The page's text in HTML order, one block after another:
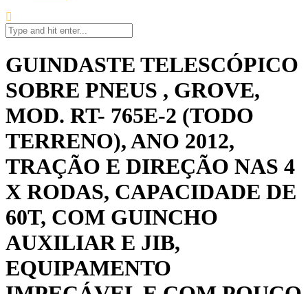
GUINDASTE TELESCÓPICO
SOBRE PNEUS , GROVE,
MOD. RT- 765E-2 (TODO
TERRENO), ANO 2012,
TRAÇÃO E DIREÇÃO NAS 4
X RODAS, CAPACIDADE DE
60T, COM GUINCHO
AUXILIAR E JIB,
EQUIPAMENTO